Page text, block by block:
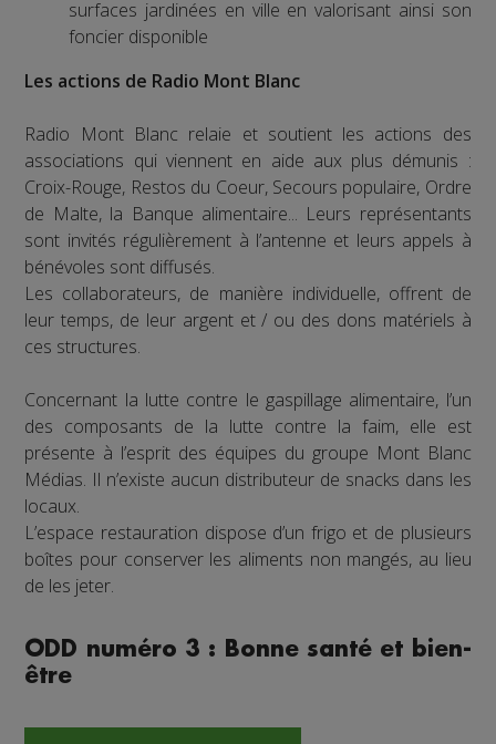
surfaces jardinées en ville en valorisant ainsi son
foncier disponible
Les actions de Radio Mont Blanc
Radio Mont Blanc relaie et soutient les actions des
associations qui viennent en aide aux plus démunis :
Croix-Rouge, Restos du Coeur, Secours populaire, Ordre
de Malte, la Banque alimentaire... Leurs représentants
sont invités régulièrement à l’antenne et leurs appels à
bénévoles sont diffusés.
Les collaborateurs, de manière individuelle, offrent de
leur temps, de leur argent et / ou des dons matériels à
ces structures.
Concernant la lutte contre le gaspillage alimentaire, l’un
des composants de la lutte contre la faim, elle est
présente à l’esprit des équipes du groupe Mont Blanc
Médias. Il n’existe aucun distributeur de snacks dans les
locaux.
L’espace restauration dispose d’un frigo et de plusieurs
boîtes pour conserver les aliments non mangés, au lieu
de les jeter.
ODD numéro 3 : Bonne santé et bien-
être